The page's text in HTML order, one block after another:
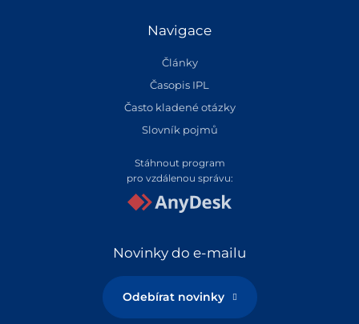
Navigace
Články
Časopis IPL
Často kladené otázky
Slovník pojmů
Stáhnout program
pro vzdálenou správu:
Novinky do e-mailu
Odebírat novinky